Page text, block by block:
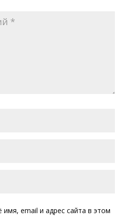
имя, email и адрес сайта в этом